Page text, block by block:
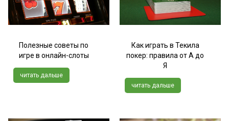
Полезные советы по
игре в онлайн-слоты
читать дальше
Как играть в Текила
покер: правила от А до
Я
читать дальше